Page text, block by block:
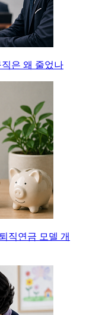
은 왜 줄었나
직연금 모델 개